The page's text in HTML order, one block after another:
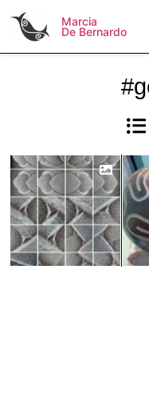
Marcia
De Bernardo